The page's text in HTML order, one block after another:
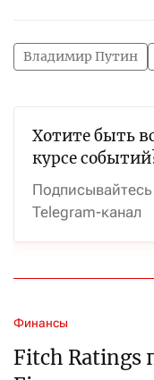
Владимир Путин
Хотите быть
курсе
Telegram-канал
Финансы
Fitch Ratings